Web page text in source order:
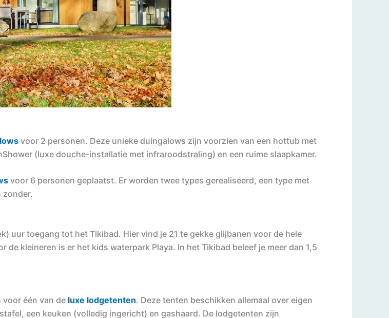
voor 2 personen. Deze unieke duingalows zijn voorzien van een hottub met
(luxe douche-installatie met infraroodstraling) en een ruime slaapkamer.
voor 6 personen geplaatst. Er worden twee types gerealiseerd, een type met
uur toegang tot het Tikibad. Hier vind je 21 te gekke glijbanen voor de hele
kleineren is er het kids waterpark Playa. In het Tikibad beleef je meer dan 1,5
voor één van de luxe lodgetenten. Deze tenten beschikken allemaal over eigen
een keuken (volledig ingericht) en gashaard. De lodgetenten zijn